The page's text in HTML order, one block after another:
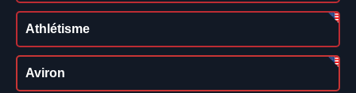
Athlétisme
Aviron